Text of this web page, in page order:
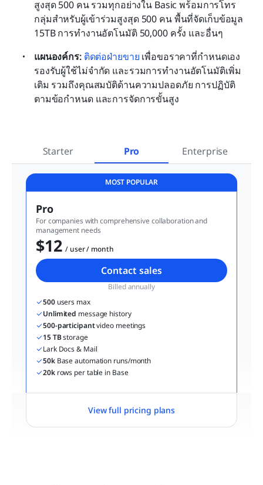
สูงสุด 500 คน รวมทุกอย่างใน Basic พร้อมการโทร
กลุ่มสำหรับผู้เข้าร่วมสูงสุด 500 คน พื้นที่จัดเก็บข้อมูล
15TB การทำงานอัตโนมัติ 50,000 ครั้ง และอื่นๆ
แผนองค์กร: ติดต่อฝ่ายขาย เพื่อขอราคาที่กำหนดเอง
รองรับผู้ใช้ไม่จำกัด และรวมการทำงานอัตโนมัติเพิ่ม
เติม รวมถึงคุณสมบัติด้านความปลอดภัย การปฏิบัติ
ตามข้อกำหนด และการจัดการขั้นสูง
Starter Pro Enterprise
MOST POPULAR
Pro
For companies with comprehensive collaboration and
management needs
$12
  / user / month
Contact sales
Billed annually
500 users max
Unlimited message history
500-participant video meetings
15 TB storage
Lark Docs & Mail
50k Base automation runs/month
20k rows per table in Base
View full pricing plans